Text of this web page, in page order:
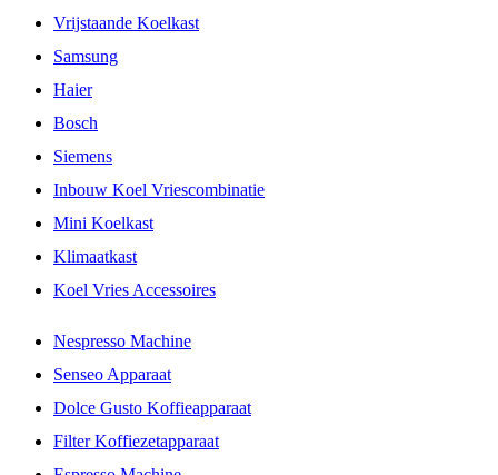
Vrijstaande Koelkast
Samsung
Haier
Bosch
Siemens
Inbouw Koel Vriescombinatie
Mini Koelkast
Klimaatkast
Koel Vries Accessoires
Nespresso Machine
Senseo Apparaat
Dolce Gusto Koffieapparaat
Filter Koffiezetapparaat